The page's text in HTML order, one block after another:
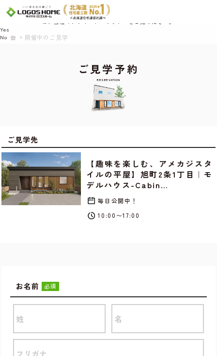
開催中のご見学
ご見学予約
RESERVATION
ご見学先
【趣味を楽しむ、アメカジスタ
イルの平屋】旭町2条1丁目｜モ
デルハウス-Cabin…
毎日公開中！
10:00〜17:00
お名前 必須
Cookie を使用して、お客様の活動を追跡してもよろしいですか? 当社ではお客様の
プライバシーを極めて重視しています。詳細について、およびご質問がある場合
は、当社のプライバシーポリシーをご覧ください。
Yes
No